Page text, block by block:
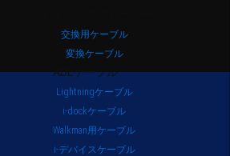
交換用ケーブル
変換ケーブル
ADLケーブル
Lightningケーブル
i-dockケーブル
Walkman用ケーブル
i-デバイスケーブル